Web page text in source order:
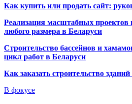
Как купить или продать сайт:
Реализация масштабных проектов
любого размера в Беларуси
Строительство бассейнов и
цикл работ в Беларуси
Как заказать строительство
В фокусе